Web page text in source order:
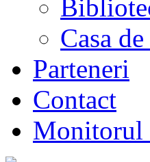
Casa
Parteneri
Contact
Monitorul